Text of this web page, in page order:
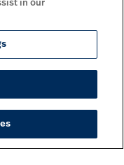
in our